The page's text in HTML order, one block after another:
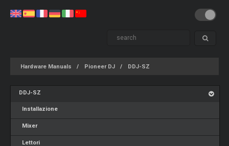
Hardware Manuals Pioneer DJ DDJ-SZ
DDJ-SZ
Installazione
Mixer
Lettori